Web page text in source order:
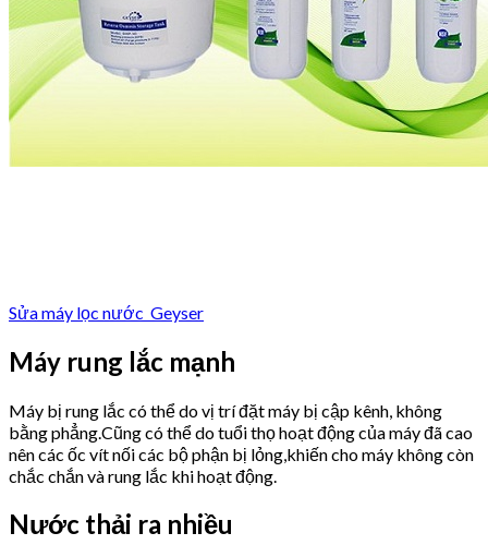
Sửa máy lọc nước Geyser
Máy rung lắc mạnh
Máy bị rung lắc có thể do vị trí đặt máy bị cập kênh, không
bằng phẳng.Cũng có thể do tuổi thọ hoạt động của máy đã cao
nên các ốc vít nối các bộ phận bị lỏng,khiến cho máy không còn
chắc chắn và rung lắc khi hoạt động.
Nước thải ra nhiều